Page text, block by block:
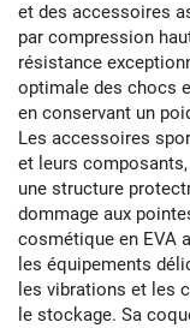
et des accessoires
par compression
résistance
optimale des chocs
en conservant un
Les accessoires
et leurs
une structure
dommage aux
cosmétique en EVA
les équipements
les vibrations et les
le stockage. Sa